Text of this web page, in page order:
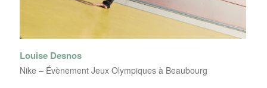
Louise Desnos
Nike – Évènement Jeux Olympiques à Beaubourg